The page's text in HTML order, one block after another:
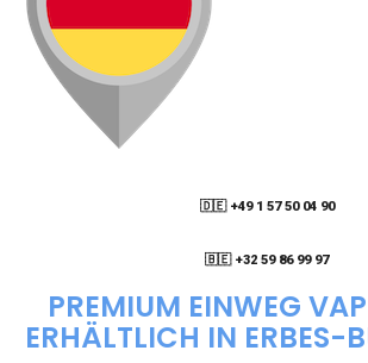
🇩🇪 +49 1 57 50 04 90
🇧🇪 +32 59 86 99 97
PREMIUM EINWEG
ERHÄLTLICH IN ERBES-